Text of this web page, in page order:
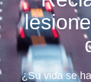
¿Su vida se